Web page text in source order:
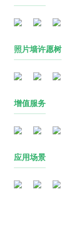
照片墙许愿树
增值服务
应用场景